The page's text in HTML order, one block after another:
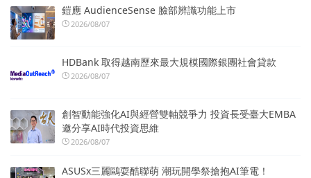
鎧應 AudienceSense 臉部辨識功能上市
2026/08/07
HDBank 取得越南歷來最大規模國際銀團社會貸款
2026/08/07
創智動能強化AI與經營雙軸競爭力 投資長受臺大EMBA
邀分享AI時代投資思維
2026/08/07
ASUSx三麗鷗耍酷聯萌 潮玩開學祭搶抱AI筆電！